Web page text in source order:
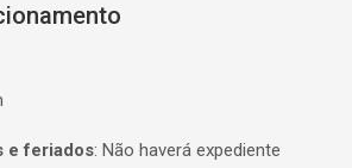
e feriados: Não haverá expediente